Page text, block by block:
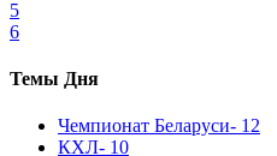
5
6
Темы Дня
Чемпионат Беларуси- 12
КХЛ- 10